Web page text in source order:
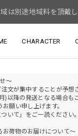
は別途地域料を頂戴
CHARACTER
～
文が集中することが予想
以降の発送となる場合も
願い申し上げます。
いて」をご一読ください。
荷物のお届けについて～